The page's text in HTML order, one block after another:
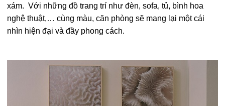
xám. Với những đồ trang trí như đèn, sofa, tủ, bình hoa
nghệ thuật,… cùng màu, căn phòng sẽ mang lại một cái
nhìn hiện đại và đầy phong cách.